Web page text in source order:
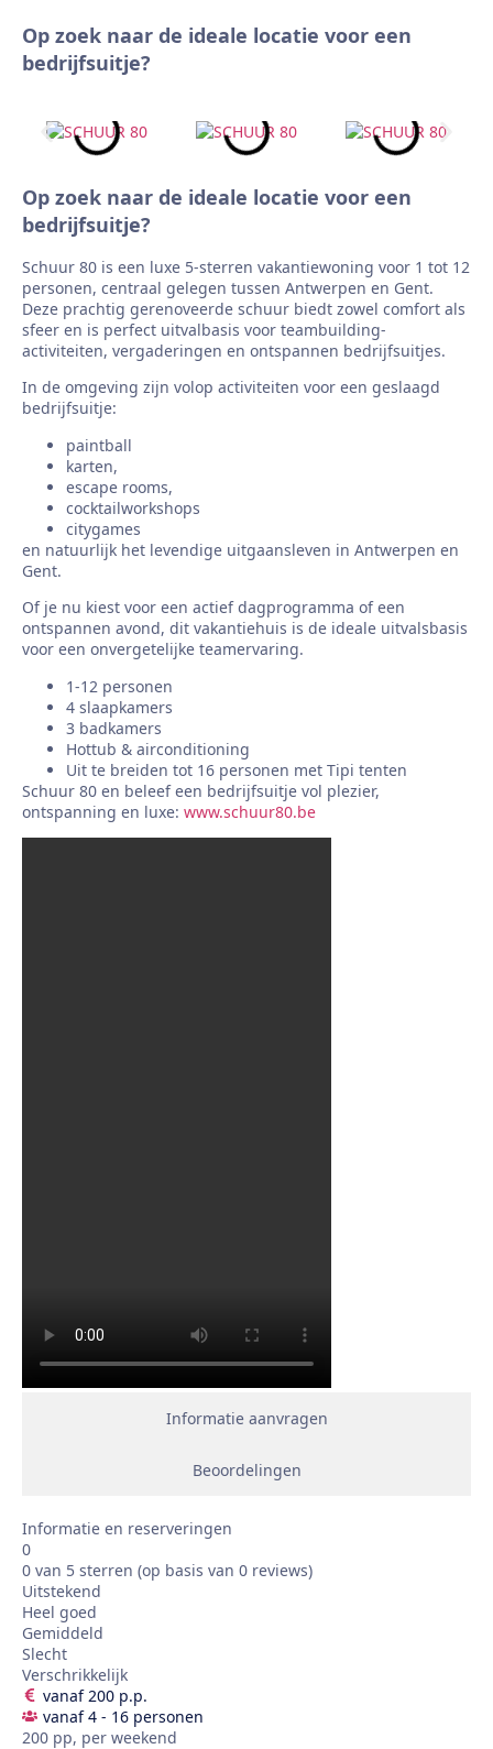
Op zoek naar de ideale locatie voor een
bedrijfsuitje?
Op zoek naar de ideale locatie voor een
bedrijfsuitje?
Schuur 80 is een luxe 5-sterren vakantiewoning voor 1 tot 12
personen, centraal gelegen tussen Antwerpen en Gent.
Deze prachtig gerenoveerde schuur biedt zowel comfort als
sfeer en is perfect uitvalbasis voor teambuilding-
activiteiten, vergaderingen en ontspannen bedrijfsuitjes.
In de omgeving zijn volop activiteiten voor een geslaagd
bedrijfsuitje:
paintball
karten,
escape rooms,
cocktailworkshops
citygames
en natuurlijk het levendige uitgaansleven in Antwerpen en
Gent.
Of je nu kiest voor een actief dagprogramma of een
ontspannen avond, dit vakantiehuis is de ideale uitvalsbasis
voor een onvergetelijke teamervaring.
1-12 personen
4 slaapkamers
3 badkamers
Hottub & airconditioning
Uit te breiden tot 16 personen met Tipi tenten
Schuur 80 en beleef een bedrijfsuitje vol plezier,
ontspanning en luxe: www.schuur80.be
Informatie aanvragen
Beoordelingen
Informatie en reserveringen
0
0 van 5 sterren (op basis van 0 reviews)
Uitstekend
Heel goed
Gemiddeld
Slecht
Verschrikkelijk
vanaf 200 p.p.
vanaf 4 - 16 personen
200 pp, per weekend